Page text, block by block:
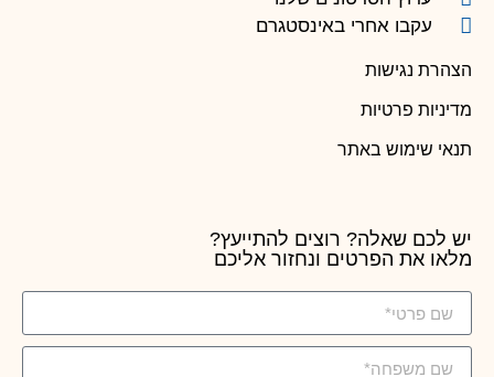
עקבו אחרי באינסטגרם
הצהרת נגישות
מדיניות פרטיות
תנאי שימוש באתר
יש לכם שאלה? רוצים להתייעץ?
מלאו את הפרטים ונחזור אליכם